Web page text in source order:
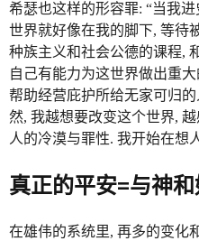
希瑟也这样的形容罪: “当我
世界就好像在我的脚下, 等待
种族主义和社会公德的课程,
自己有能力为这世界做出重
帮助经营庇护所给无家可归
然, 我越想要改变这个世界,
人的冷漠与罪性. 我开始在想
真正的平安=与神
在雄伟的系统里, 再多的变化